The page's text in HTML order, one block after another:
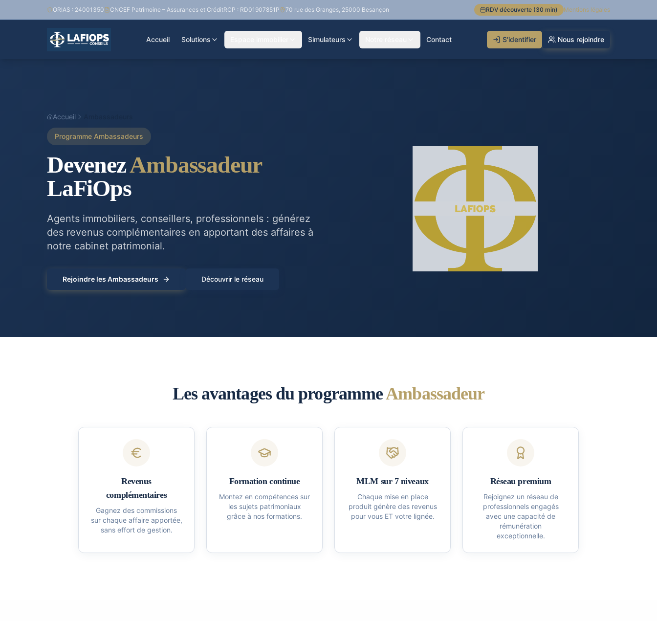
ORIAS : 24001350 CNCEF Patrimoine – Assurances et CréditRCP : RD01907851P 70 rue des Granges, 25000 Besançon RDV découverte (30 min) Mentions légales
Accueil Solutions Simulateurs Contact S'identifier Nous rejoindre
Accueil
Programme Ambassadeurs
DevenezAmbassadeur
LaFiOps
Agents immobiliers, conseillers, professionnels : générez
des revenus complémentaires en apportant des affaires à
notre cabinet patrimonial.
Rejoindre les Ambassadeurs Découvrir le réseau
Les avantages du programmeAmbassadeur
Revenus
complémentaires
Gagnez des commissions
sur chaque affaire apportée,
sans effort de gestion.
Formation continue
Montez en compétences sur
les sujets patrimoniaux
grâce à nos formations.
MLM sur 7 niveaux
Chaque mise en place
produit génère des revenus
pour vous ET votre lignée.
Réseau premium
Rejoignez un réseau de
professionnels engagés
avec une capacité de
rémunération
exceptionnelle.